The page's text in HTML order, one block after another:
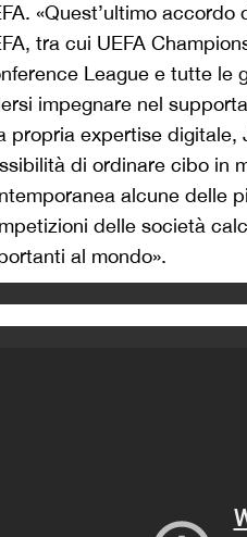
«Quest’ultimo
tra cui UEFA
League e tutte le
impegnare nel
propria expertise digitale,
di ordinare cibo in
alcune delle
delle società
al mondo».